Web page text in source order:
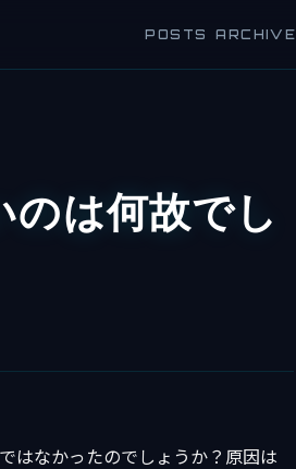
POSTS ARCHIVE
は何故でし
はなかったのでしょうか？原因は